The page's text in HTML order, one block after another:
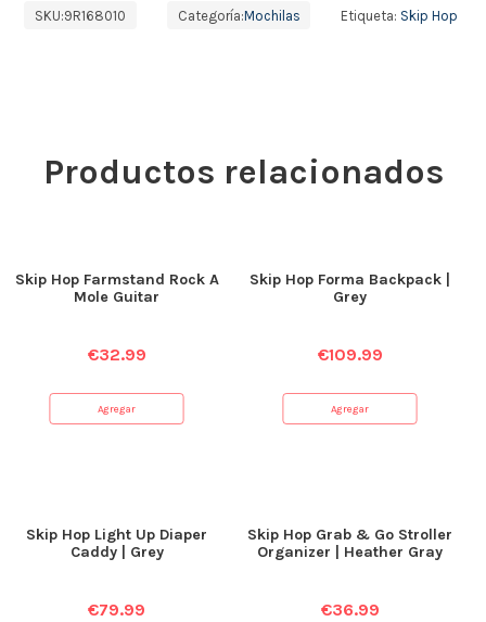
SKU:9R168010 Categoría:Mochilas Etiqueta: Skip Hop
Productos relacionados
Skip Hop Farmstand Rock A
Mole Guitar
€32.99
Agregar
Skip Hop Forma Backpack |
Grey
€109.99
Agregar
Skip Hop Light Up Diaper
Caddy | Grey
€79.99
Skip Hop Grab & Go Stroller
Organizer | Heather Gray
€36.99